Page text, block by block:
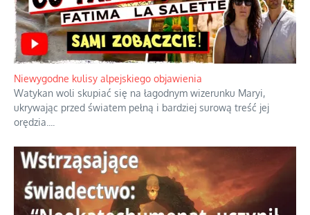
Niewygodne kulisy alpejskiego objawienia
Watykan woli skupiać się na łagodnym wizerunku Maryi,
ukrywając przed światem pełną i bardziej surową treść jej
orędzia.